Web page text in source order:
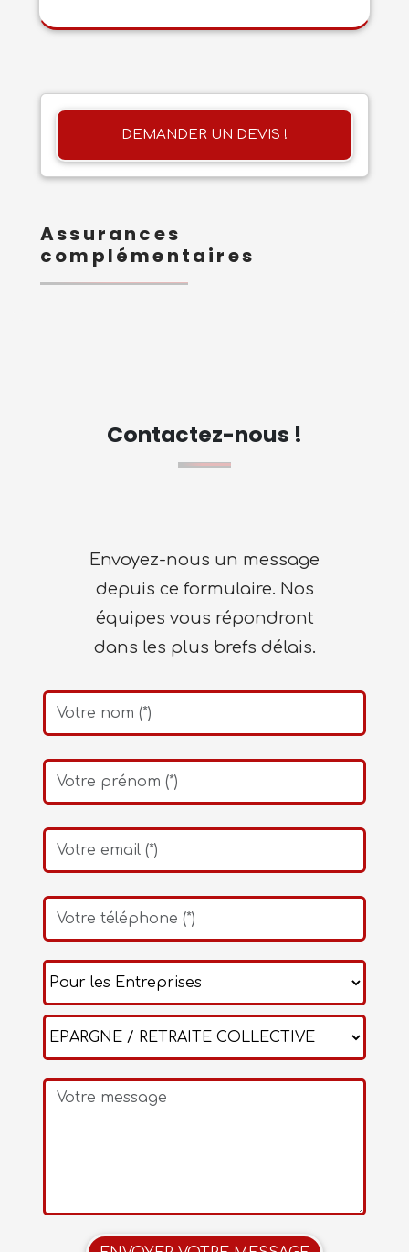
DEMANDER UN DEVIS !
Assurances
complémentaires
Contactez-nous !
Envoyez-nous un message
depuis ce formulaire. Nos
équipes vous répondront
dans les plus brefs délais.